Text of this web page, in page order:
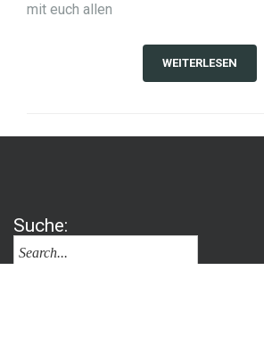
mit euch allen
WEITERLESEN
Suche: